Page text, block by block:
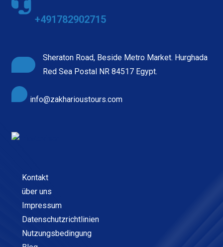
+491782902715
Sheraton Road, Beside Metro Market. Hurghada
Red Sea Postal NR 84517 Egypt.
info@zakharioustours.com
Kontakt
über uns
Impressum
Datenschutzrichtlinien
Nutzungsbedingung